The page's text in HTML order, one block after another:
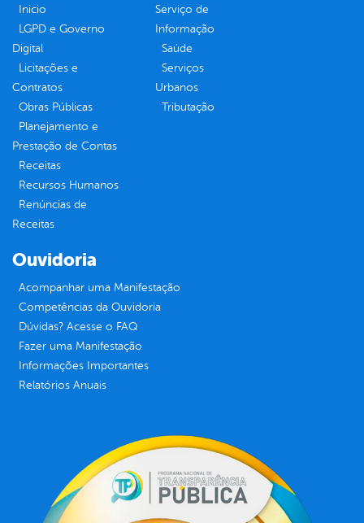
Inicio
LGPD e Governo
Digital
Licitações e
Contratos
Obras Públicas
Planejamento e
Prestação de Contas
Receitas
Recursos Humanos
Renúncias de
Receitas
Serviço de
Informação
Saúde
Serviços
Urbanos
Tributação
Ouvidoria
Acompanhar uma Manifestação
Competências da Ouvidoria
Dúvidas? Acesse o FAQ
Fazer uma Manifestação
Informações Importantes
Relatórios Anuais